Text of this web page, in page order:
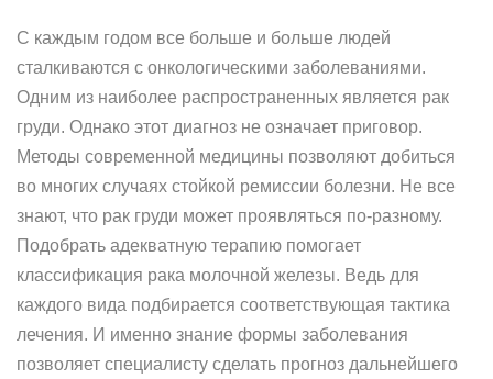
С каждым годом все больше и больше людей
сталкиваются с онкологическими заболеваниями.
Одним из наиболее распространенных является рак
груди. Однако этот диагноз не означает приговор.
Методы современной медицины позволяют добиться
во многих случаях стойкой ремиссии болезни. Не все
знают, что рак груди может проявляться по-разному.
Подобрать адекватную терапию помогает
классификация рака молочной железы. Ведь для
каждого вида подбирается соответствующая тактика
лечения. И именно знание формы заболевания
позволяет специалисту сделать прогноз дальнейшего